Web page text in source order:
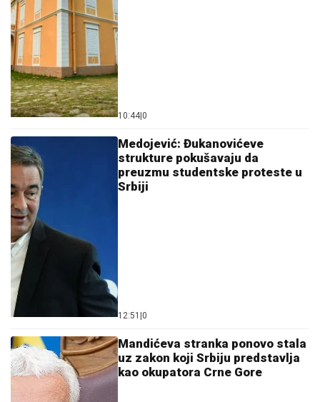
10:44 0
Medojević: Đukanovićeve
strukture pokušavaju da
preuzmu studentske proteste u
Srbiji
12:51 0
Mandićeva stranka ponovo stala
uz zakon koji Srbiju predstavlja
kao okupatora Crne Gore